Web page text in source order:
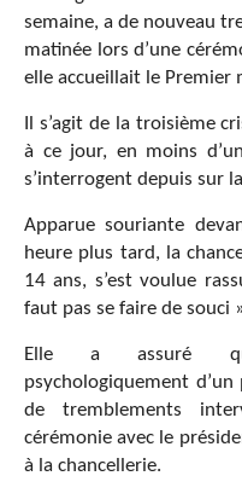
semaine, a de nouveau
matinée lors d’une
elle accueillait le Premier
Il s’agit de la troisième
à ce jour, en moins
s’interrogent depuis sur
Apparue souriante
heure plus tard, la
14 ans, s’est voulue
faut pas se faire de souci
Elle a assuré
psychologiquement
de tremblements
cérémonie avec le
à la chancellerie.